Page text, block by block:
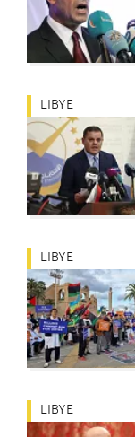
LIBYE
LIBYE
LIBYE